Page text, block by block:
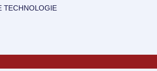
TECHNOLOGIE